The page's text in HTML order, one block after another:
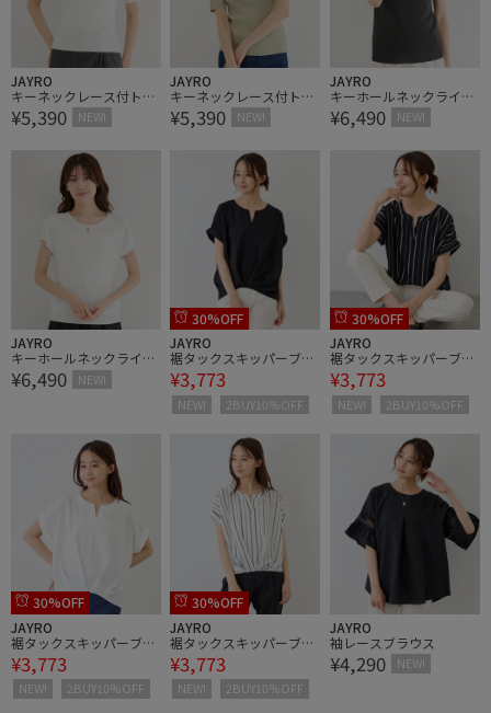
JAYRO
キーネックレース付トッ
プス
¥5,390 NEW!
JAYRO
キーネックレース付トッ
プス
¥5,390 NEW!
JAYRO
キーホールネックライン
ストーン使いトップス
¥6,490 NEW!
JAYRO
キーホールネックライン
ストーン使いトップス
¥6,490 NEW!
30%OFF
JAYRO
裾タックスキッパーブラ
ウス
¥3,773
NEW! 2BUY10%OFF
30%OFF
JAYRO
裾タックスキッパーブラ
ウス
¥3,773
NEW! 2BUY10%OFF
30%OFF
JAYRO
裾タックスキッパーブラ
ウス
¥3,773
NEW! 2BUY10%OFF
30%OFF
JAYRO
裾タックスキッパーブラ
ウス
¥3,773
NEW! 2BUY10%OFF
JAYRO
袖レースブラウス
¥4,290 NEW!